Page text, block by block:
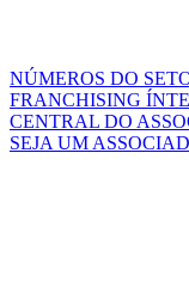
NÚMEROS DO
FRANCHISING
CENTRAL DO
SEJA UM